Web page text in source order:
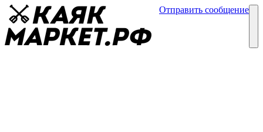
Отправить сообщение